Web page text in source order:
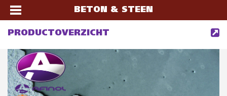
BETON & STEEN
PRODUCTOVERZICHT